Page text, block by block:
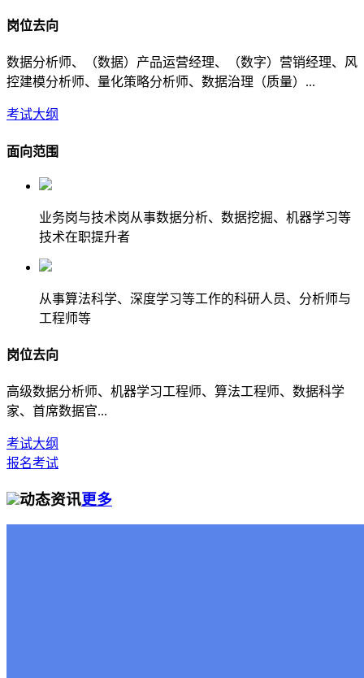
岗位去向
数据分析师、（数据）产品运营经理、（数字）营销经理、风
控建模分析师、量化策略分析师、数据治理（质量）...
考试大纲
面向范围
业务岗与技术岗从事数据分析、数据挖掘、机器学习等
技术在职提升者
从事算法科学、深度学习等工作的科研人员、分析师与
工程师等
岗位去向
高级数据分析师、机器学习工程师、算法工程师、数据科学
家、首席数据官...
考试大纲
报名考试
动态资讯更多